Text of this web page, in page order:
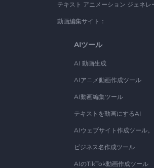
テキスト アニメーション ジェネレ
動画編集サイト：
AIツール
AI 動画生成
AIアニメ動画作成ツール
AI動画編集ツール
テキストを動画にするAI
AIウェブサイト作成ツール。
ビジネス名作成ツール
AIのTikTok動画作成ツール